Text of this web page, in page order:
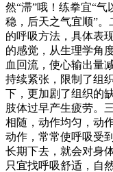
然“滞”哦！练拳宜“
稳，后天之气宜顺”
的呼吸方法，具体表
的感觉，从生理学角
血回流，使心输出量
持续紧张，限制了组
下，更加剧了组织的
肢体过早产生疲劳。
相随，动作均匀，动
动作，常常使呼吸受
长期下去，就会对身
只宜找呼吸舒适，自